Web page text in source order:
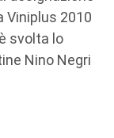
Viniplus 2010
svolta lo
Nino Negri